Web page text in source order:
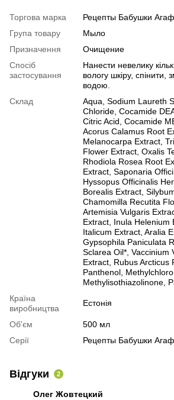
Торгова марка
Рецепты Бабушки
Група товару
Мыло
Призначення
Очищение
Спосіб
застосування
Нанести невелику
вологу шкіру, спінити,
водою.
Склад
Aqua, Sodium Laureth
Chloride, Cocamide
Citric Acid, Cocamide
Acorus Calamus Root
Melanocarpa Extract,
Flower Extract, Oxalis
Rhodiola Rosea Root
Extract, Saponaria
Hyssopus Officinalis
Borealis Extract,
Chamomilla Recutita
Artemisia Vulgaris
Extract, Inula Helenium
Italicum Extract, Aralia
Gypsophila Paniculata
Sclarea Oil*, Vaccinium
Extract, Rubus Arcticus
Panthenol,
Methylisothiazolinone,
Країна
виробництва
Естонія
Об'єм
500 мл
Серії
Рецепты Бабушки
Відгуки 2
Олег Жовтецкий